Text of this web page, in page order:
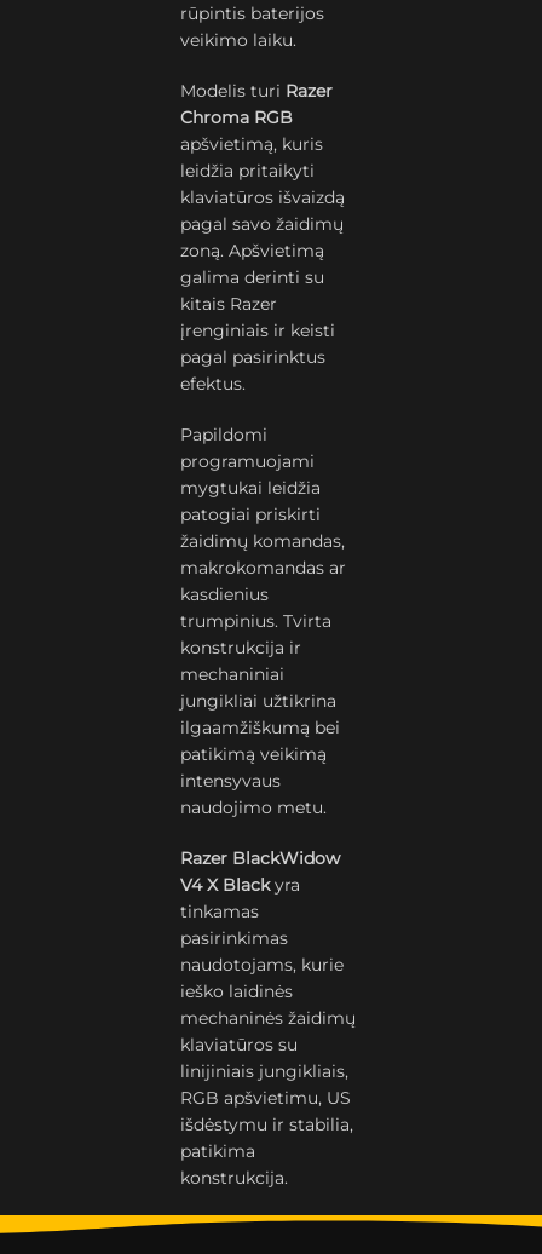
rūpintis baterijos
veikimo laiku.
Modelis turi Razer
Chroma RGB
apšvietimą, kuris
leidžia pritaikyti
klaviatūros išvaizdą
pagal savo žaidimų
zoną. Apšvietimą
galima derinti su
kitais Razer
įrenginiais ir keisti
pagal pasirinktus
efektus.
Papildomi
programuojami
mygtukai leidžia
patogiai priskirti
žaidimų komandas,
makrokomandas ar
kasdienius
trumpinius. Tvirta
konstrukcija ir
mechaniniai
jungikliai užtikrina
ilgaamžiškumą bei
patikimą veikimą
intensyvaus
naudojimo metu.
Razer BlackWidow
V4 X Blackyra
tinkamas
pasirinkimas
naudotojams, kurie
ieško laidinės
mechaninės žaidimų
klaviatūros su
linijiniais jungikliais,
RGB apšvietimu, US
išdėstymu ir stabilia,
patikima
konstrukcija.